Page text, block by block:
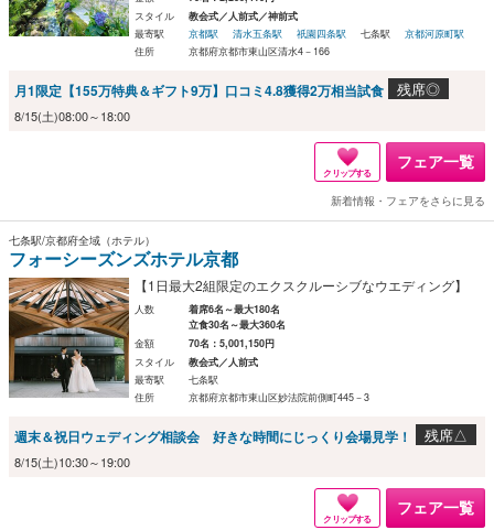
スタイル
教会式／人前式／神前式
最寄駅
京都駅 清水五条駅 祇園四条駅 七条駅
京都河原町駅
住所
京都府京都市東山区清水4－166
月1限定【155万特典＆ギフト9万】口コミ4.8獲得2万相当試食 残席◎
8/15(土)08:00～18:00
クリップする
フェア一覧
新着情報・フェアをさらに見る
七条駅/京都府全域（ホテル）
フォーシーズンズホテル京都
【1日最大2組限定のエクスクルーシブなウエディング】
人数
着席6名～最大180名
立食30名～最大360名
金額
70名：5,001,150円
スタイル
教会式／人前式
最寄駅
七条駅
住所
京都府京都市東山区妙法院前側町445－3
週末＆祝日ウェディング相談会 好きな時間にじっくり会場見学！ 残席△
8/15(土)10:30～19:00
クリップする
フェア一覧